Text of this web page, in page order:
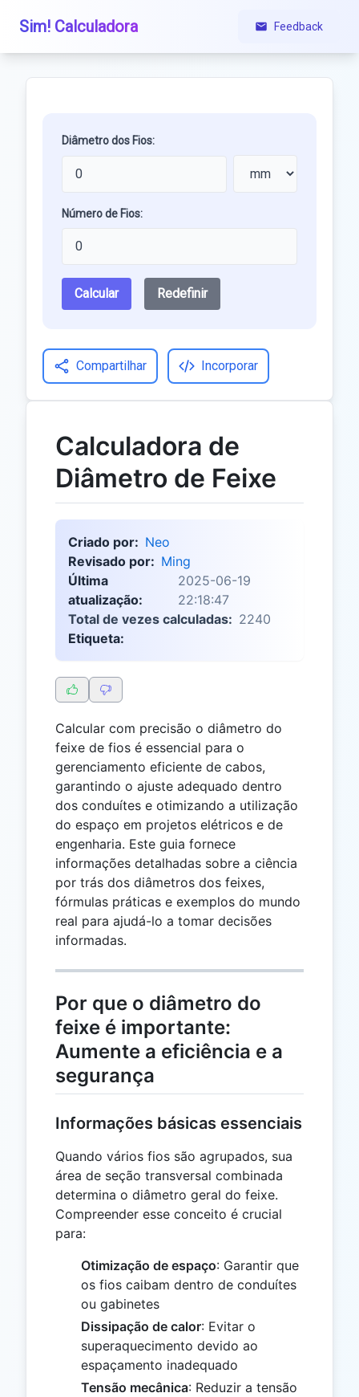
Sim! Calculadora Feedback
Diâmetro dos Fios:
Número de Fios:
Calcular Redefinir
Compartilhar Incorporar
Calculadora de
Diâmetro de Feixe
Criado por: Neo
Revisado por: Ming
Última
atualização:
2025-06-19
22:18:47
Total de vezes calculadas: 2240
Etiqueta:
Calcular com precisão o diâmetro do
feixe de fios é essencial para o
gerenciamento eficiente de cabos,
garantindo o ajuste adequado dentro
dos conduítes e otimizando a utilização
do espaço em projetos elétricos e de
engenharia. Este guia fornece
informações detalhadas sobre a ciência
por trás dos diâmetros dos feixes,
fórmulas práticas e exemplos do mundo
real para ajudá-lo a tomar decisões
informadas.
Por que o diâmetro do
feixe é importante:
Aumente a eficiência e a
segurança
Informações básicas essenciais
Quando vários fios são agrupados, sua
área de seção transversal combinada
determina o diâmetro geral do feixe.
Compreender esse conceito é crucial
para:
Otimização de espaço: Garantir que
os fios caibam dentro de conduítes
ou gabinetes
Dissipação de calor: Evitar o
superaquecimento devido ao
espaçamento inadequado
Tensão mecânica: Reduzir a tensão